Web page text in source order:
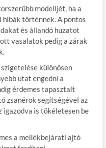
modelljét, ha a
hibák történnek. A pontos
és állandó huzatot
vasalatok pedig a zárak
különösen
utat engedni a
érdemes tapasztalt
zsanérok segítségével az
igazodva is tökéletesen be
a mellékbejárati ajtó